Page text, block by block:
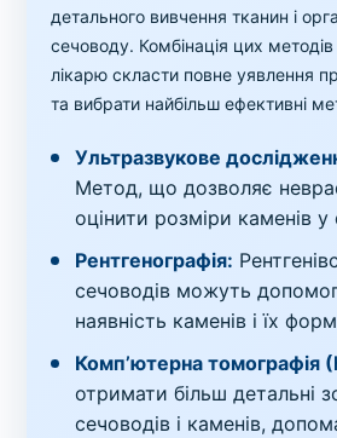
детального вивчення тканин і
сечоводу. Комбінація цих
лікарю скласти повне уявлення
та вибрати найбільш ефективні
Ультразвукове
Метод, що дозволяє
оцінити розміри каменів у
Рентгенографія:
сечоводів можуть
наявність каменів і їх
Комп’ютерна томографія
отримати більш детальні
сечоводів і каменів,